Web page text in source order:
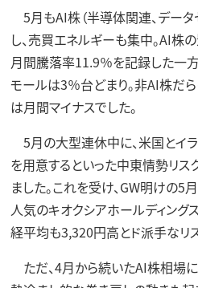
5月もAI株（半導体関連、デー
し、売買エネルギーも集中。AI
月間騰落率11.9％を記録した一
モールは3％台どまり。非AI株だ
は月間マイナスでした。
5月の大型連休中に、米国とイ
を用意するといった中東情勢リ
ました。これを受け、GW明けの
人気のキオクシアホールディングス
経平均も3,320円高とド派手なリ
ただ、4月から続いたAI株相場